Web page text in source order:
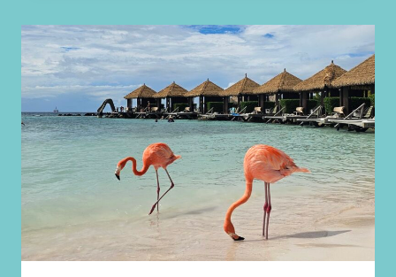
TOP
7
DES
PLUS
BEAUX
ENDROITS
À
DÉCOUVRIR